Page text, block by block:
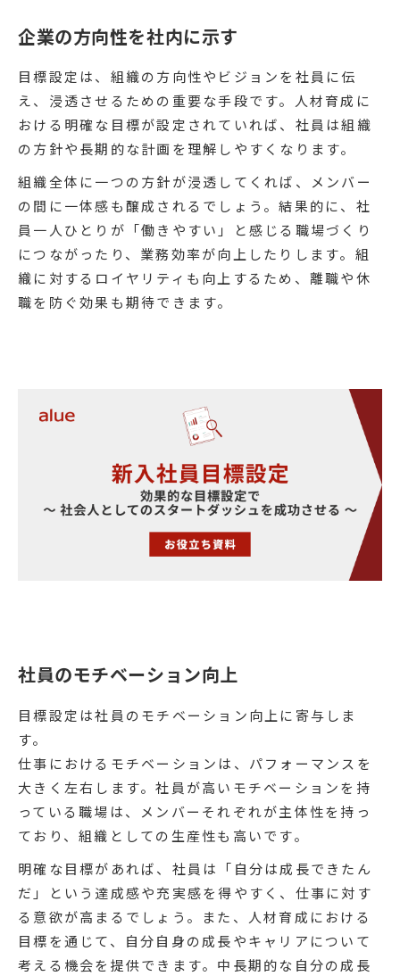
企業の方向性を社内に示す
目標設定は、組織の方向性やビジョンを社員に伝
え、浸透させるための重要な手段です。人材育成に
おける明確な目標が設定されていれば、社員は組織
の方針や長期的な計画を理解しやすくなります。
組織全体に一つの方針が浸透してくれば、メンバー
の間に一体感も醸成されるでしょう。結果的に、社
員一人ひとりが「働きやすい」と感じる職場づくり
につながったり、業務効率が向上したりします。組
織に対するロイヤリティも向上するため、離職や休
職を防ぐ効果も期待できます。
社員のモチベーション向上
目標設定は社員のモチベーション向上に寄与しま
す。
仕事におけるモチベーションは、パフォーマンスを
大きく左右します。社員が高いモチベーションを持
っている職場は、メンバーそれぞれが主体性を持っ
ており、組織としての生産性も高いです。
明確な目標があれば、社員は「自分は成長できたん
だ」という達成感や充実感を得やすく、仕事に対す
る意欲が高まるでしょう。また、人材育成における
目標を通じて、自分自身の成長やキャリアについて
考える機会を提供できます。中長期的な自分の成長